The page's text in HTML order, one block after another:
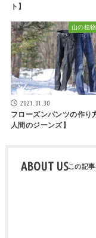
ト】
山の植
2021.01.30
フローズンパンツの作り
人間のジーンズ】
ABOUT US